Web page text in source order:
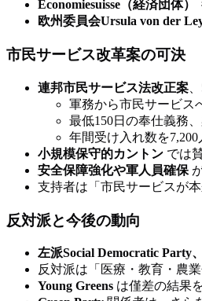
Economiesuisse（経済団体）
欧州委員会Ursula von der
市民サービス改革案の可決
連邦市民サービス法改正案
軍務から市民サービス
最低150日の奉仕義務
年間受け入れ数を
小規模保守的カントン では
安全保障強化や軍人員確保
支持者は「市民サービスが
反対派と今後の動向
左派Social Democratic Party
反対派は「医療・教育・農
Young Greens は僅差の結果